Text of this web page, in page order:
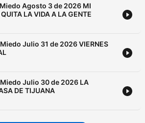
Agosto 3 de 2026 MI
LA VIDA A LA GENTE
Julio 31 de 2026 VIERNES
Julio 30 de 2026 LA
DE TIJUANA